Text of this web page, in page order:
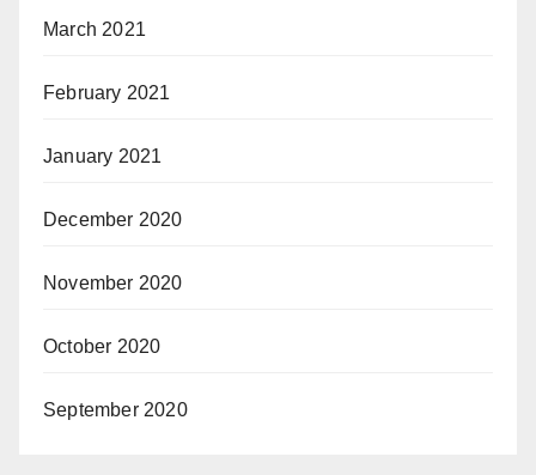
March 2021
February 2021
January 2021
December 2020
November 2020
October 2020
September 2020